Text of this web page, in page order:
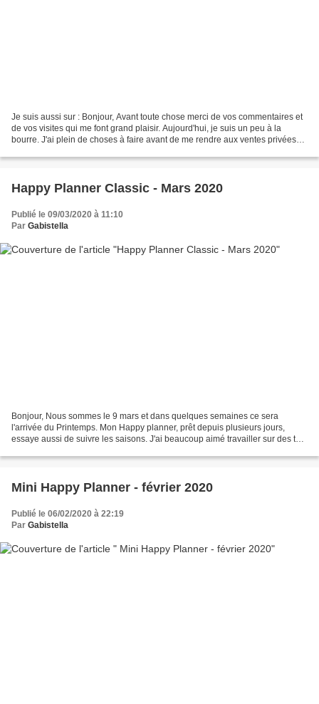
Je suis aussi sur : Bonjour, Avant toute chose merci de vos commentaires et
de vos visites qui me font grand plaisir. Aujourd'hui, je suis un peu à la
bourre. J'ai plein de choses à faire avant de me rendre aux ventes privées
Happy Planner Classic - Mars 2020
Publié le 09/03/2020 à 11:10
Par Gabistella
Bonjour, Nous sommes le 9 mars et dans quelques semaines ce sera
l'arrivée du Printemps. Mon Happy planner, prêt depuis plusieurs jours,
essaye aussi de suivre les saisons. J'ai beaucoup aimé travailler sur des ton
Mini Happy Planner - février 2020
Publié le 06/02/2020 à 22:19
Par Gabistella